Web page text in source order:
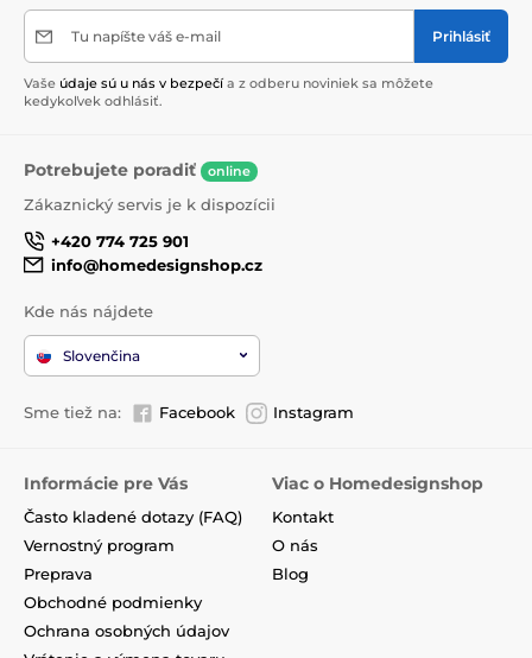
Tu napíšte váš e-mail Prihlásiť
Vaše údaje sú u nás v bezpečí a z odberu noviniek sa môžete
kedykoľvek odhlásiť.
Potrebujete poradiť online
Zákaznický servis je k dispozícii
+420 774 725 901
info@homedesignshop.cz
Kde nás nájdete
Slovenčina
Sme tiež na: Facebook Instagram
Informácie pre Vás
Často kladené dotazy (FAQ)
Vernostný program
Preprava
Obchodné podmienky
Ochrana osobných údajov
Viac o Homedesignshop
Kontakt
O nás
Blog